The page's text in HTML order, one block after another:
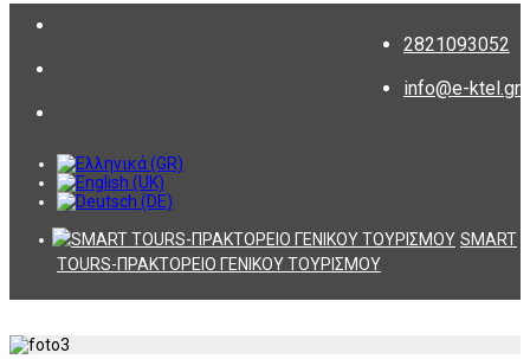
2821093052
info@e-ktel.gr
SMART
TOURS-ΠΡΑΚΤΟΡΕΙΟ ΓΕΝΙΚΟΥ ΤΟΥΡΙΣΜΟΥ